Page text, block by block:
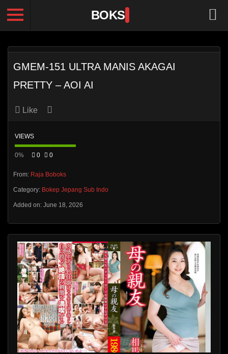
BOKS
GMEM-151 ULTRA MANIS AKAGAI
PRETTY – AOI AI
Like
VIEWS
0% 0 0
From: Raja Boboks
Category: Bokep Jepang Sub Indo
Added on: June 18, 2026